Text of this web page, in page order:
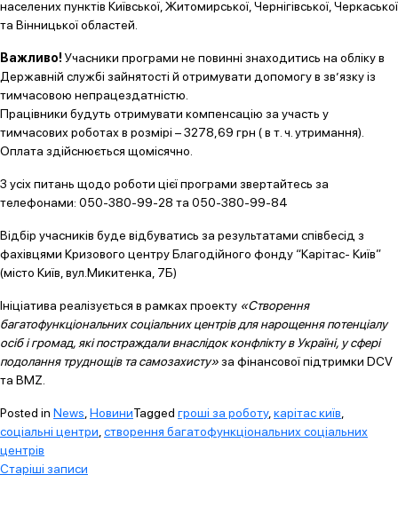
населених пунктів Київської, Житомирської, Чернігівської, Черкаської
та Вінницької областей.
Важливо! Учасники програми не повинні знаходитись на обліку в
Державній службі зайнятості й отримувати допомогу в зв’язку із
тимчасовою непрацездатністю.
Працівники будуть отримувати компенсацію за участь у
тимчасових роботах в розмірі – 3278,69 грн ( в т. ч. утримання).
Оплата здійснюється щомісячно.
З усіх питань щодо роботи цієї програми звертайтесь за
телефонами: 050-380-99-28 та 050-380-99-84
Відбір учасників буде відбуватись за результатами співбесід з
фахівцями Кризового центру Благодійного фонду “Карітас- Київ”
(місто Київ, вул.Микитенка, 7Б)
Ініціатива реалізується в рамках проекту «Створення
багатофункціональних соціальних центрів для нарощення потенціалу
осіб і громад, які постраждали внаслідок конфлікту в Україні, у сфері
подолання труднощів та самозахисту»за фінансової підтримки DCV
та BMZ.
Posted in News,НовиниTagged гроші за роботу,карітас київ,
соціальні центри,створення багатофункціональних соціальних
центрів
Навігація
Старіші записи